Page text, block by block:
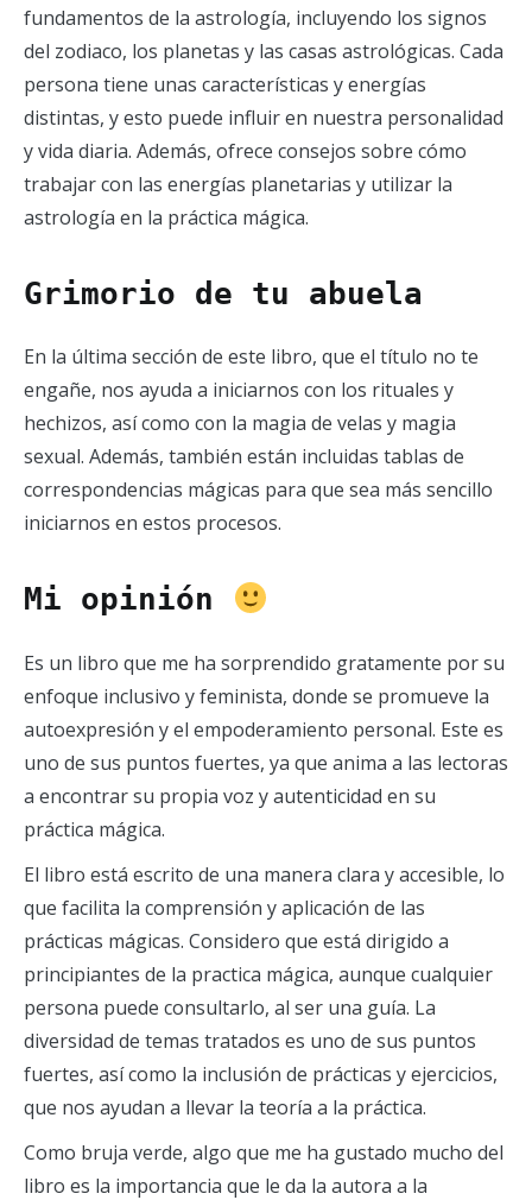
fundamentos de la astrología, incluyendo los signos
del zodiaco, los planetas y las casas astrológicas. Cada
persona tiene unas características y energías
distintas, y esto puede influir en nuestra personalidad
y vida diaria. Además, ofrece consejos sobre cómo
trabajar con las energías planetarias y utilizar la
astrología en la práctica mágica.
Grimorio de tu abuela
En la última sección de este libro, que el título no te
engañe, nos ayuda a iniciarnos con los rituales y
hechizos, así como con la magia de velas y magia
sexual. Además, también están incluidas tablas de
correspondencias mágicas para que sea más sencillo
iniciarnos en estos procesos.
Mi opinión
Es un libro que me ha sorprendido gratamente por su
enfoque inclusivo y feminista, donde se promueve la
autoexpresión y el empoderamiento personal. Este es
uno de sus puntos fuertes, ya que anima a las lectoras
a encontrar su propia voz y autenticidad en su
práctica mágica.
El libro está escrito de una manera clara y accesible, lo
que facilita la comprensión y aplicación de las
prácticas mágicas. Considero que está dirigido a
principiantes de la practica mágica, aunque cualquier
persona puede consultarlo, al ser una guía. La
diversidad de temas tratados es uno de sus puntos
fuertes, así como la inclusión de prácticas y ejercicios,
que nos ayudan a llevar la teoría a la práctica.
Como bruja verde, algo que me ha gustado mucho del
libro es la importancia que le da la autora a la